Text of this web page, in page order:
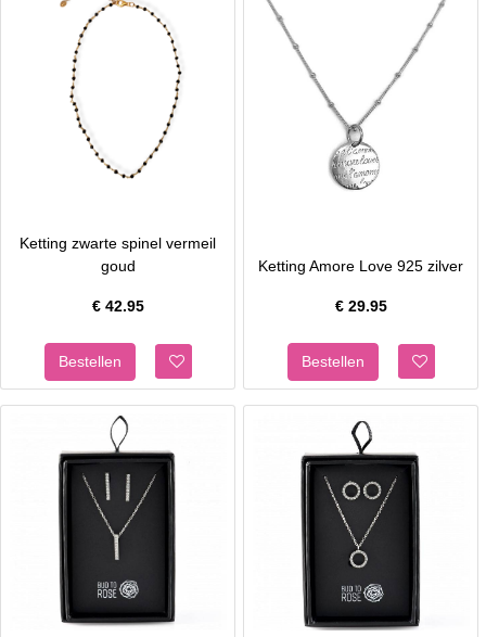
Ketting zwarte spinel vermeil
goud
€ 42.95
Ketting Amore Love 925 zilver
€ 29.95